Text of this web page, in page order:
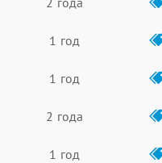
1 год
1 год
2 года
1 год